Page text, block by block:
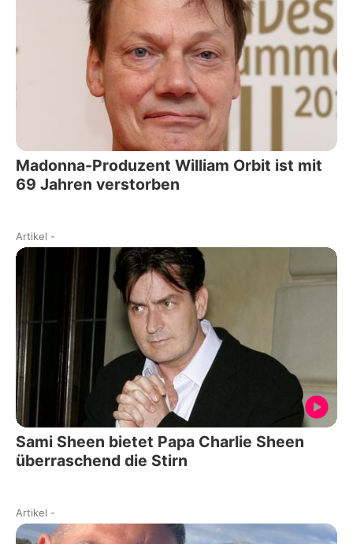
Madonna-Produzent William Orbit ist mit
69 Jahren verstorben
Artikel -
Sami Sheen bietet Papa Charlie Sheen
überraschend die Stirn
Artikel -